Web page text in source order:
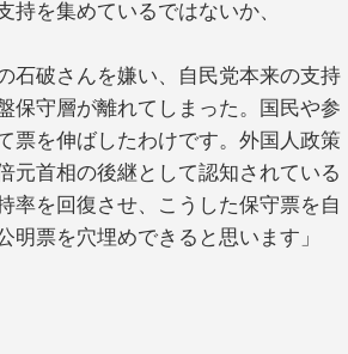
持を集めているではないか、
石破さんを嫌い、自民党本来の支持
保守層が離れてしまった。国民や参
票を伸ばしたわけです。外国人政策
元首相の後継として認知されている
率を回復させ、こうした保守票を自
明票を穴埋めできると思います」